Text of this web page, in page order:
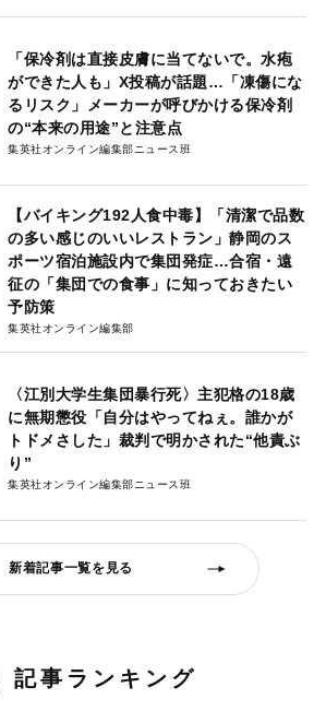
「保冷剤は直接皮膚に当てないで。水疱
ができた人も」X投稿が話題…「凍傷にな
るリスク」メーカーが呼びかける保冷剤
の“本来の用途”と注意点
集英社オンライン編集部ニュース班
【バイキング192人食中毒】「清潔で品数
の多い感じのいいレストラン」静岡のス
ポーツ宿泊施設内で集団発症…合宿・遠
征の「集団での食事」に知っておきたい
予防策
集英社オンライン編集部
〈江別大学生集団暴行死〉主犯格の18歳
に無期懲役「自分はやってねぇ。誰かが
トドメさした」裁判で明かされた“他責ぶ
り”
集英社オンライン編集部ニュース班
新着記事一覧を見る
記事ランキング